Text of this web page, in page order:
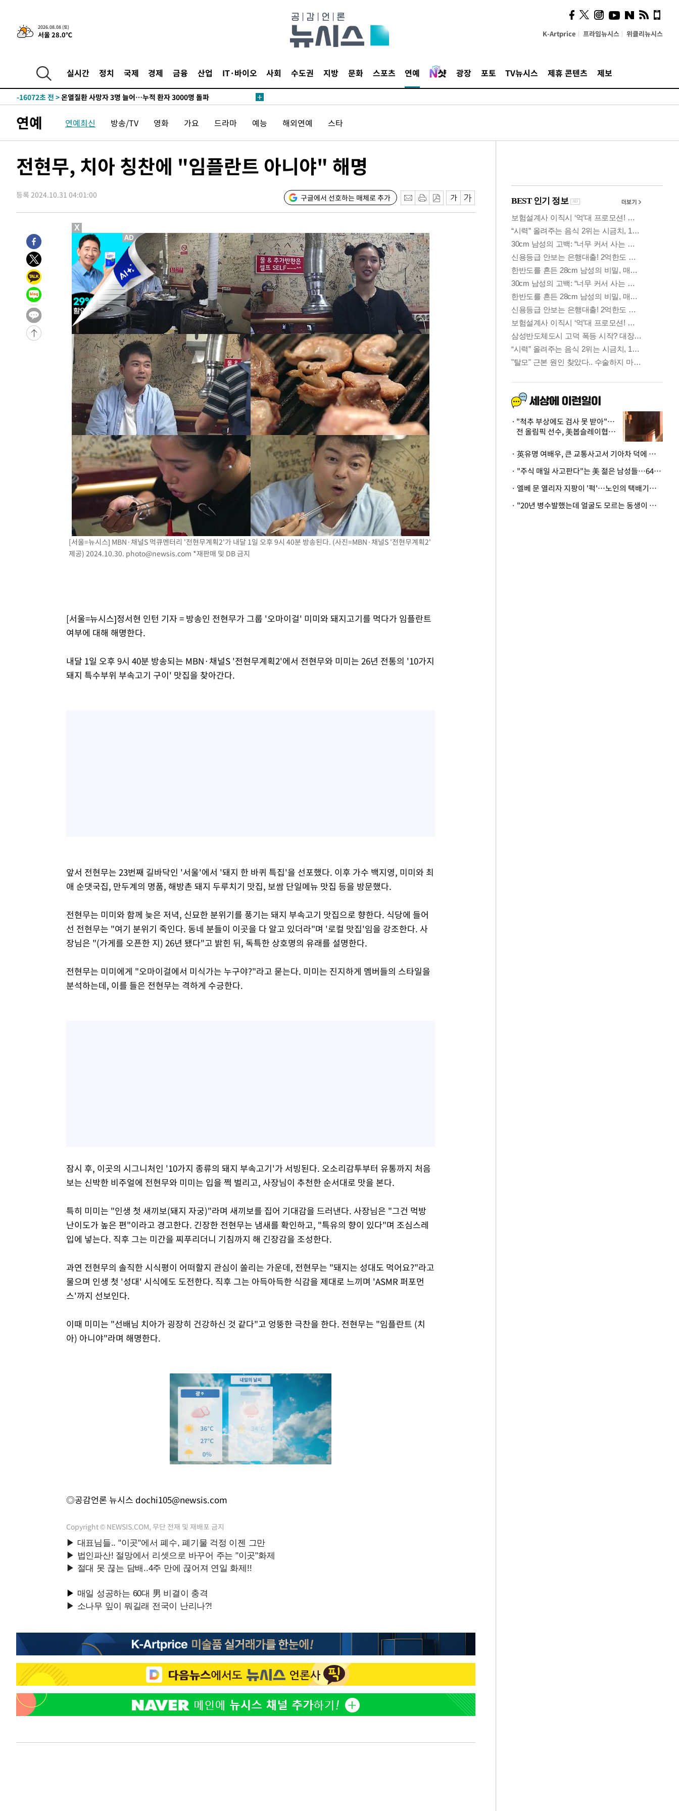
2026.08.08 (토)
서울 28.0℃ K-Artprice 프라임뉴시스 위클리뉴시스
실시간 정치 국제 경제 금융 산업 IT·바이오 사회 수도권 지방 문화 스포츠 연예 광장 포토 TV뉴시스 제휴 콘텐츠 제보
것"
-24277초 전 >[속보]與 당대표 경선, 제주·인천 권리당원 투표 김민석 승리
-18051초 전 >낮 최고 35도 '무더위'…동해안 시간당 30㎜ '강한 비'[내일날씨]
틀레티코 이적"
-17103초 전 >
수도권 40도 육박 '펄펄'…동해안 일부 지역엔 호의주의보
-16072초 전 >
-10017초 전 >강릉에 시간당 81.4㎜ 물폭탄…도로 잠기고 담벼락 붕괴
-3834초 전 >
선재도서 해루질 나섰다 실종 60대, 닷새 만에 숨진 채 발견
-1368초 전 >남자 농구, 나고야 아시안게임서 '홈팀' 일본과 한일전
50분 전 >극한폭염 한풀 꺾이지만…'낮 최고 35도' 무더위, 열대야 계속[다음주 날
2시간 전 >[속보]'압수수색·성접대 논란' 축구협회 "실망과 걱정 안겨드려 죄송"
5시간 전 >'최고 37도' 폭염 지속…강원동해안 최대 150㎜ 비
[속보]뉴욕증시 상승 마감…S&P 0.6% 나스닥 1.3%↑
-25593초 전 >
[속보]與최고위원 제주·인천 순회경선…박선원·최민희·서미화·
한민수·김용 순
-25546초 전 >
[속보]김민석, 與 전대 당원투표 누적 득표율 45.42%로 1위… 정
청래 44.56%
-24828초 전 >
[속보]與 대표 경선 제주·인천 당원투표…金 47.75%·鄭
42.08%·宋 10.17%
-24362초 전 >
이강인 "아틀레티코 이적 기뻐…등번호 7번 의미보단 팀 위해 뛸
것"
-24297초 전 >
[속보]與 당대표 경선, 제주·인천 권리당원 투표 김민석 승리
-18071초 전 >
낮 최고 35도 '무더위'…동해안 시간당 30㎜ '강한 비'[내일날씨]
-17341초 전 >
[속보]이강인 "감독님이 원하는 마음 느꼈고, 많은 트로피 원해 아
틀레티코 이적"
-17123초 전 >
수도권 40도 육박 '펄펄'…동해안 일부 지역엔 호의주의보
온열질환 사망자 3명 늘어…누적 환자 3000명 돌파
강릉에 시간당 81.4㎜ 물폭탄…도로 잠기고 담벼락 붕괴
백운산서 80년근 천종산삼 9뿌리 발견…감정가 1.3억원
선재도서 해루질 나섰다 실종 60대, 닷새 만에 숨진 채 발견
남자 농구, 나고야 아시안게임서 '홈팀' 일본과 한일전
여수 오동도 해상서 모터보트 전복…1명 사망·1명 실종
극한폭염 한풀 꺾이지만…'낮 최고 35도' 무더위, 열대야 계속[다음주 날
축구협회 "압수수색·성접대 논란 사과…쇄신의 기회로 삼겠다"
[속보]'압수수색·성접대 논란' 축구협회 "실망과 걱정 안겨드려 죄송"
'최고 37도' 폭염 지속…강원동해안 최대 150㎜ 비
[속보]뉴욕증시 상승 마감…S&P 0.6% 나스닥 1.3%↑
연예 연예최신 방송/TV 영화 가요 드라마 예능 해외연예 스타
전현무, 치아 칭찬에 "임플란트 아니야" 해명
등록 2024.10.31 04:01:00 구글에서 선호하는 매체로 추가
[서울=뉴시스] MBN·채널S 먹큐멘터리 '전현무계획2'가 내달 1일 오후 9시 40분 방송된다. (사진=MBN·채널S '전현무계획2'
제공) 2024.10.30. photo@newsis.com *재판매 및 DB 금지
[서울=뉴시스]정서현 인턴 기자 = 방송인 전현무가 그룹 '오마이걸' 미미와 돼지고기를 먹다가 임플란트
여부에 대해 해명한다.
내달 1일 오후 9시 40분 방송되는 MBN·채널S '전현무계획2'에서 전현무와 미미는 26년 전통의 '10가지
돼지 특수부위 부속고기 구이' 맛집을 찾아간다.
앞서 전현무는 23번째 길바닥인 '서울'에서 '돼지 한 바퀴 특집'을 선포했다. 이후 가수 백지영, 미미와 최
애 순댓국집, 만두계의 명품, 해방촌 돼지 두루치기 맛집, 보쌈 단일메뉴 맛집 등을 방문했다.
전현무는 미미와 함께 늦은 저녁, 신묘한 분위기를 풍기는 돼지 부속고기 맛집으로 향한다. 식당에 들어
선 전현무는 "여기 분위기 죽인다. 동네 분들이 이곳을 다 알고 있더라"며 '로컬 맛집'임을 강조한다. 사
장님은 "(가게를 오픈한 지) 26년 됐다"고 밝힌 뒤, 독특한 상호명의 유래를 설명한다.
전현무는 미미에게 "오마이걸에서 미식가는 누구야?"라고 묻는다. 미미는 진지하게 멤버들의 스타일을
분석하는데, 이를 들은 전현무는 격하게 수긍한다.
잠시 후, 이곳의 시그니처인 '10가지 종류의 돼지 부속고기'가 서빙된다. 오소리감투부터 유통까지 처음
보는 신박한 비주얼에 전현무와 미미는 입을 쩍 벌리고, 사장님이 추천한 순서대로 맛을 본다.
특히 미미는 "인생 첫 새끼보(돼지 자궁)"라며 새끼보를 집어 기대감을 드러낸다. 사장님은 "그건 먹방
난이도가 높은 편"이라고 경고한다. 긴장한 전현무는 냄새를 확인하고, "특유의 향이 있다"며 조심스레
입에 넣는다. 직후 그는 미간을 찌푸리더니 기침까지 해 긴장감을 조성한다.
과연 전현무의 솔직한 시식평이 어떠할지 관심이 쏠리는 가운데, 전현무는 "돼지는 성대도 먹어요?"라고
물으며 인생 첫 '성대' 시식에도 도전한다. 직후 그는 아득아득한 식감을 제대로 느끼며 'ASMR 퍼포먼
스'까지 선보인다.
이때 미미는 "선배님 치아가 굉장히 건강하신 것 같다"고 엉뚱한 극찬을 한다. 전현무는 "임플란트 (치
아) 아니야"라며 해명한다.
◎공감언론 뉴시스 dochi105@newsis.com
Copyright © NEWSIS.COM, 무단 전재 및 재배포 금지
사이 해답 찾았죠"…알을
깨고 나온 '초자아'
"척추 부상에도 검사 못 받아"…
전 올림픽 선수, 美봅슬레이협회
· 英유명 여배우, 큰 교통사고서 기아차 덕에 살았다
· "주식 매일 사고판다"는 美 젊은 남성들…64%가 "나는 인생의 패배자“
· 엘베 문 열리자 지팡이 '퍽'…노인의 택배기사 폭행 이유
· "20년 병수발했는데 얼굴도 모르는 동생이 유산 절반을"…배다른 형제 상속권 있을까
X